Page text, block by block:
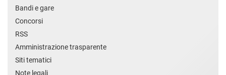
Bandi e gare
Concorsi
RSS
Amministrazione trasparente
Siti tematici
Note legali